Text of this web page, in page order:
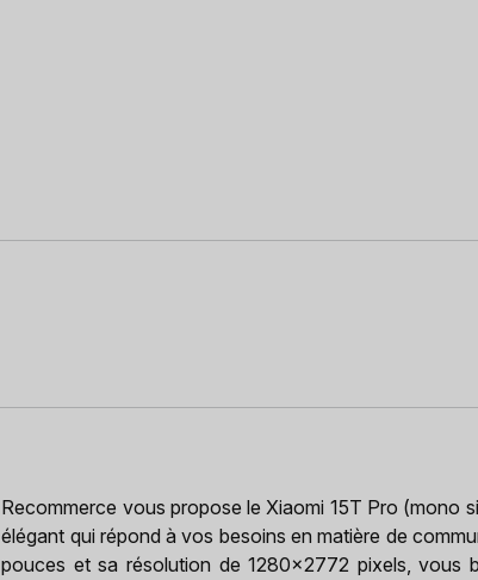
Recommerce vous propose le Xiaomi 15T Pro (mono
élégant qui répond à vos besoins en matière de
pouces et sa résolution de 1280x2772 pixels, vous